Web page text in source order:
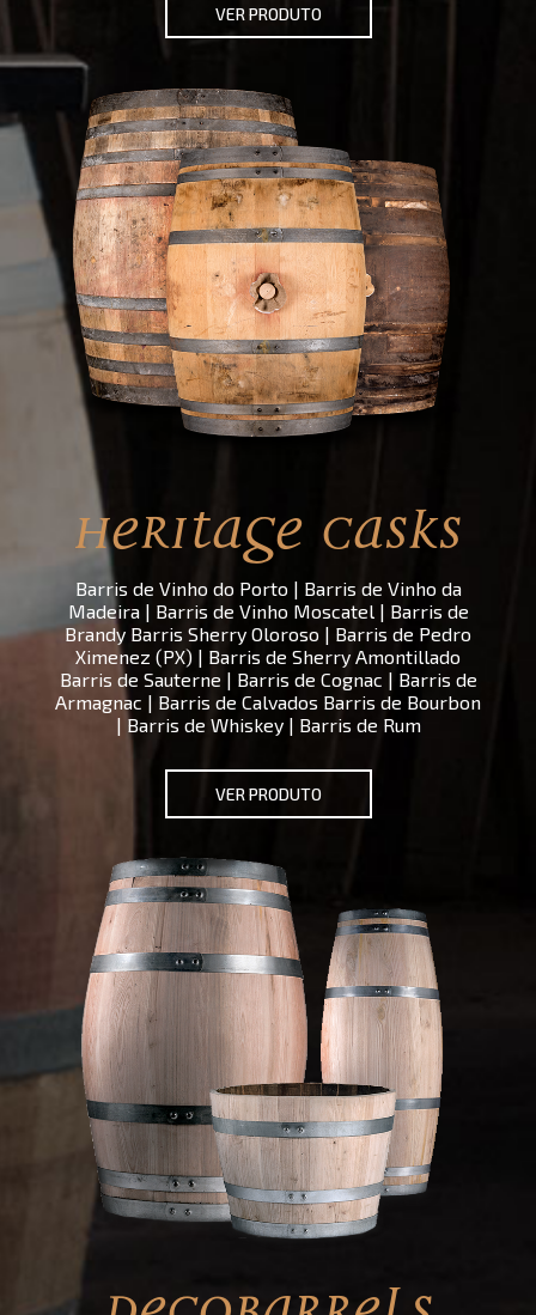
VER PRODUTO
HERITAGE CASKS
Barris de Vinho do Porto | Barris de Vinho da
Madeira | Barris de Vinho Moscatel | Barris de
Brandy Barris Sherry Oloroso | Barris de Pedro
Ximenez (PX) | Barris de Sherry Amontillado
Barris de Sauterne | Barris de Cognac | Barris de
Armagnac | Barris de Calvados Barris de Bourbon
| Barris de Whiskey | Barris de Rum
VER PRODUTO